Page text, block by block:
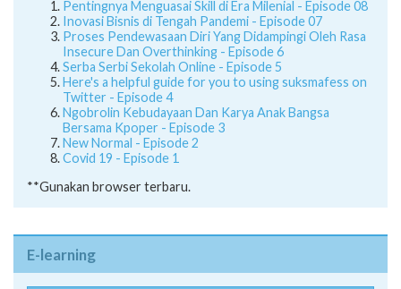
Pentingnya Menguasai Skill di Era Milenial - Episode 08
Inovasi Bisnis di Tengah Pandemi - Episode 07
Proses Pendewasaan Diri Yang Didampingi Oleh Rasa
Insecure Dan Overthinking - Episode 6
Serba Serbi Sekolah Online - Episode 5
Here's a helpful guide for you to using suksmafess on
Twitter - Episode 4
Ngobrolin Kebudayaan Dan Karya Anak Bangsa
Bersama Kpoper - Episode 3
New Normal - Episode 2
Covid 19 - Episode 1
**Gunakan browser terbaru.
E-learning